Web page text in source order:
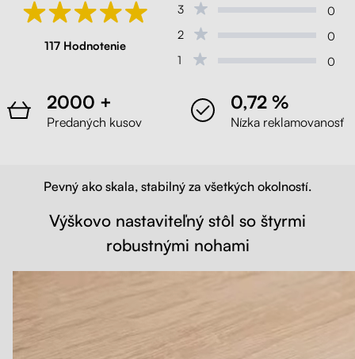
117 Hodnotenie
3
0
2
0
1
0
2000 +
Predaných kusov
0,72 %
Nízka reklamovanosť
Pevný ako skala, stabilný za všetkých okolností.
Výškovo nastaviteľný stôl so štyrmi
robustnými nohami